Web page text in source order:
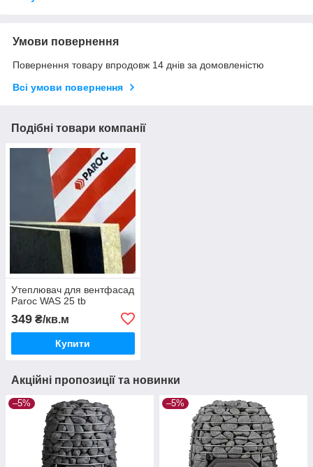
Умови повернення
Повернення товару впродовж 14 днів за домовленістю
Всі умови повернення
Подібні товари компанії
Утеплювач для вентфасад
Paroc WAS 25 tb
349 ₴/кв.м
Купити
Акційні пропозиції та новинки
–5% –5%